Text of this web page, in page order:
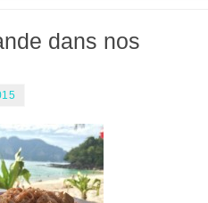
dans nos